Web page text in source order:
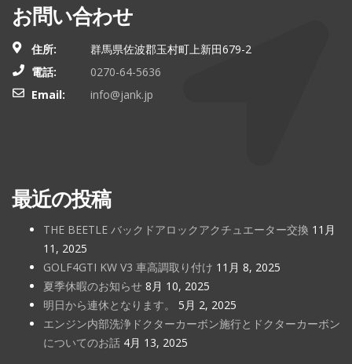
お問い合わせ
住所:
群馬県佐波郡玉村町上新田679-2
電話:
0270-64-5636
Email:
info@jank.jp
最近の投稿
THE BEETLE バックドアロックアクチュエーター交換 11月
11, 2025
GOLF4GTI KW V3 車高調取り付け 11月 8, 2025
夏季休暇のお知らせ 8月 10, 2025
明日から連休となります。
5月 2, 2025
エンジン内部洗浄ドクターカーボン施行とドクターカーボン
についてのお話 4月 13, 2025